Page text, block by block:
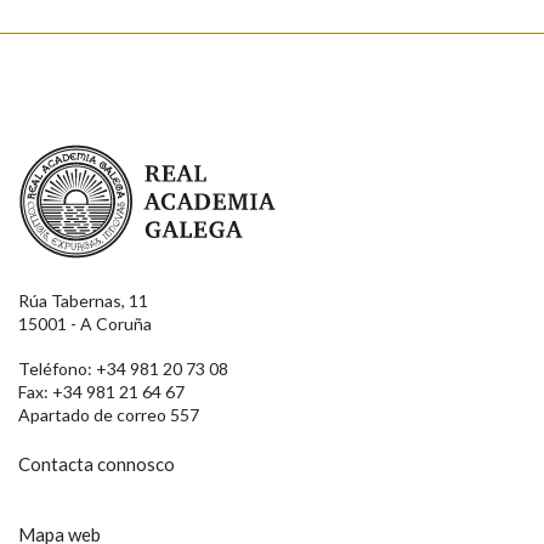
Real Academia Galega
Rúa Tabernas, 11
15001 - A Coruña
Teléfono: +34 981 20 73 08
Fax: +34 981 21 64 67
Apartado de correo 557
Contacta connosco
Mapa web